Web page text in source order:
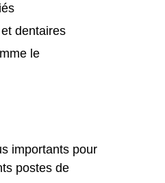
dentaires
le
importants pour
postes de